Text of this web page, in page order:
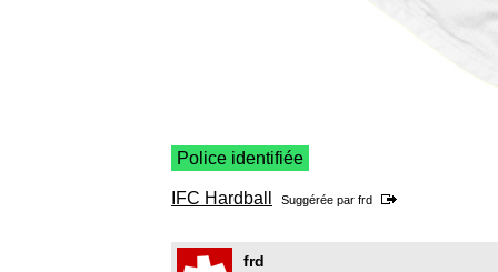
Police identifiée
IFC Hardball Suggérée par frd
frd